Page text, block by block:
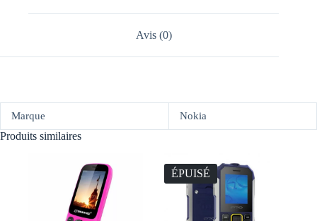
Avis (0)
Marque Nokia
Produits similaires
ÉPUISÉ